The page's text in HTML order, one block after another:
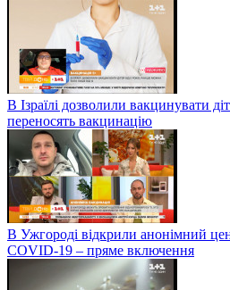
В Ізраїлі дозволили вакцинувати
переносять вакцинацію
В Ужгороді відкрили анонімний
COVID-19 – пряме включення